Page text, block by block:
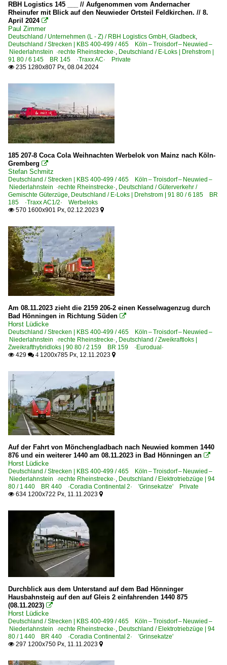
0 425 BR 425 'Quietschie'
0 426 BR 426.0
0 427 BR 427 ·Flirt (dreiteilig)·
0 428 BR 428 ·Flirt (vierteilig)·
0 430 BR 430
1 440 BR 440 ·Coradia Continental 2· 'Grinsekatze'
Galerien
Bahn und Landschaft
IC 118 / IC 119 Starzug des Rheintals
Momentaufnahmen
Sonderzüge und Sonderfahrten
TEE- und Rheingold-Züge
Güterverkehr
Autotransportzüge
Coil-, Stahl- und Aluminiumzüge
Gemischte Güterzüge
Güterverladung und -Transport
Güterzüge (sonstige)
Kalkzüge
Kessel- und Silozüge
KLV Containerzüge
KLV Winner-KLV-Züge
Kohle-, Erz- und Kokszüge
Röhrenzüge
Rübenzüge
Schwertransporte
Übergabefahrten, Sonderzüge
~ Sonstige
4 | Gattung S | Flachwagen mit Drehgestellen in
9 | Gattung U | Sonderwagen, Silowagen
~ Sonstige Güterwagen
Historisches
Historische Bahnbilder 1980 bis 1990 | Die Bundesbahn
Museen und Ausstellungen
DB Museum Koblenz
RBH Logistics 145 ___ // Aufgenommen vom Andernacher
Rheinufer mit Blick auf den Neuwieder Ortsteil Feldkirchen. // 8.
April 2024 
Paul Zimmer
Deutschland / Unternehmen (L - Z) / RBH Logistics GmbH, Gladbeck,
Deutschland / Strecken | KBS 400-499 / 465 Köln – Troisdorf – Neuwied –
Niederlahnstein ·rechte Rheinstrecke·, Deutschland / E-Loks | Drehstrom |
91 80 / 6 145 BR 145 ·Traxx AC· Private
 235 1280x807 Px, 08.04.2024
185 207-8 Coca Cola Weihnachten Werbelok von Mainz nach Köln-
Gremberg 
Stefan Schmitz
Deutschland / Strecken | KBS 400-499 / 465 Köln – Troisdorf – Neuwied –
Niederlahnstein ·rechte Rheinstrecke·, Deutschland / Güterverkehr /
Gemischte Güterzüge, Deutschland / E-Loks | Drehstrom | 91 80 / 6 185 BR
185 ·Traxx AC1/2· Werbeloks
 570 1600x901 Px, 02.12.2023 
Am 08.11.2023 zieht die 2159 206-2 einen Kesselwagenzug durch
Bad Hönningen in Richtung Süden 
Horst Lüdicke
Deutschland / Strecken | KBS 400-499 / 465 Köln – Troisdorf – Neuwied –
Niederlahnstein ·rechte Rheinstrecke·, Deutschland / Zweikraftloks |
Zweikrafthybridloks | 90 80 / 2 159 BR 159 ·Eurodual·
 429  4 1200x785 Px, 12.11.2023 
Auf der Fahrt von Mönchengladbach nach Neuwied kommen 1440
876 und ein weiterer 1440 am 08.11.2023 in Bad Hönningen an 
Horst Lüdicke
Deutschland / Strecken | KBS 400-499 / 465 Köln – Troisdorf – Neuwied –
Niederlahnstein ·rechte Rheinstrecke·, Deutschland / Elektrotriebzüge | 94
80 / 1 440 BR 440 ·Coradia Continental 2· 'Grinsekatze' Private
 634 1200x722 Px, 11.11.2023 
Durchblick aus dem Unterstand auf dem Bad Hönninger
Hausbahnsteig auf den auf Gleis 2 einfahrenden 1440 875
(08.11.2023) 
Horst Lüdicke
Deutschland / Strecken | KBS 400-499 / 465 Köln – Troisdorf – Neuwied –
Niederlahnstein ·rechte Rheinstrecke·, Deutschland / Elektrotriebzüge | 94
80 / 1 440 BR 440 ·Coradia Continental 2· 'Grinsekatze'
 297 1200x750 Px, 11.11.2023 